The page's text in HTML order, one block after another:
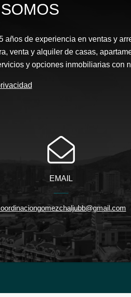
años de experiencia en ventas y
venta y alquiler de casas,
y opciones inmobiliarias con
EMAIL